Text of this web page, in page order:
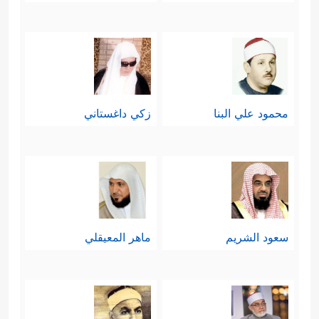
بشرٌ مثلهم معروفٌ حسبه ونسبه بينهم،
إلا أنّه تميَّز عنهم بهذا الوحي﴿قُلۡ إِنَّمَاۤ أَنَا۠
بَشَرࣱ مِّثۡلُكُمۡ یُوحَىٰۤ إِلَیَّ﴾
وقد جاء هذا البيان
في سياق تجريد التوحيد مما قد يعلَق به
من تأليه البشر ورفعهم إلى مقام
الألوهيَّة، كما فعل النصارى بنبيِّهم؛ ولذلك
قال بعدها:
﴿أَنَّمَاۤ إِلَـٰهُكُمۡ إِلَـٰهࣱ وَ ٰ⁠حِدࣱ فَٱسۡتَقِیمُوۤاْ إِلَیۡهِ
وَٱسۡتَغۡفِرُوهُۗ وَوَیۡلࣱ لِّلۡمُشۡرِكِینَ﴾.
محمود علي البنا زكي داغستاني
سعود الشريم ماهر المعيقلي